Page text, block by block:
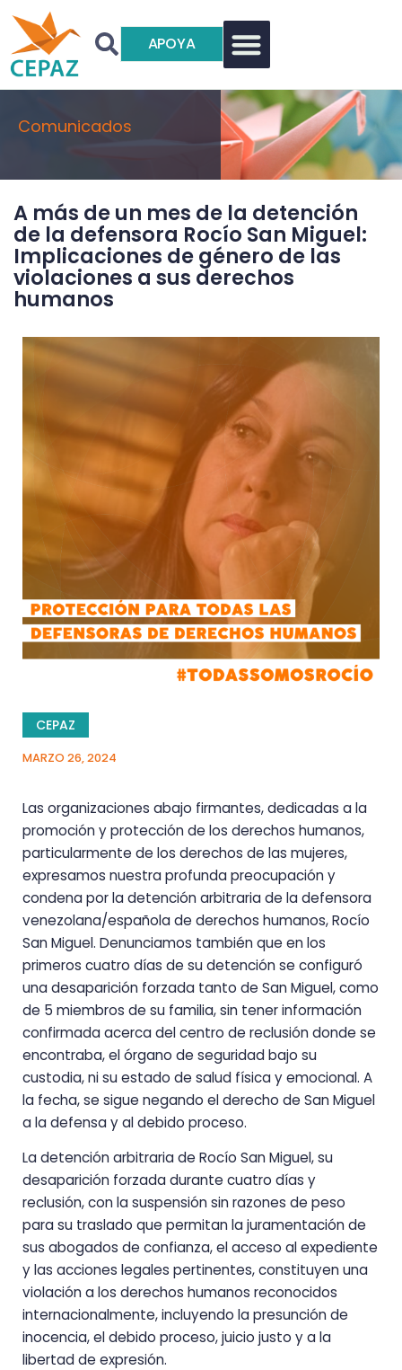
APOYA
Comunicados
A más de un mes de la detención
de la defensora Rocío San Miguel:
Implicaciones de género de las
violaciones a sus derechos
humanos
CEPAZ
MARZO 26, 2024
Las organizaciones abajo firmantes, dedicadas a la
promoción y protección de los derechos humanos,
particularmente de los derechos de las mujeres,
expresamos nuestra profunda preocupación y
condena por la detención arbitraria de la defensora
venezolana/española de derechos humanos, Rocío
San Miguel. Denunciamos también que en los
primeros cuatro días de su detención se configuró
una desaparición forzada tanto de San Miguel, como
de 5 miembros de su familia, sin tener información
confirmada acerca del centro de reclusión donde se
encontraba, el órgano de seguridad bajo su
custodia, ni su estado de salud física y emocional. A
la fecha, se sigue negando el derecho de San Miguel
a la defensa y al debido proceso.
La detención arbitraria de Rocío San Miguel, su
desaparición forzada durante cuatro días y
reclusión, con la suspensión sin razones de peso
para su traslado que permitan la juramentación de
sus abogados de confianza, el acceso al expediente
y las acciones legales pertinentes, constituyen una
violación a los derechos humanos reconocidos
internacionalmente, incluyendo la presunción de
inocencia, el debido proceso, juicio justo y a la
libertad de expresión.